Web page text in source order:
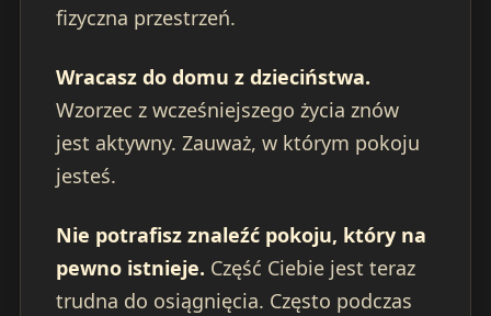
fizyczna przestrzeń.
Wracasz do domu z dzieciństwa.
Wzorzec z wcześniejszego życia znów
jest aktywny. Zauważ, w którym pokoju
jesteś.
Nie potrafisz znaleźć pokoju, który na
pewno istnieje. Część Ciebie jest teraz
trudna do osiągnięcia. Często podczas